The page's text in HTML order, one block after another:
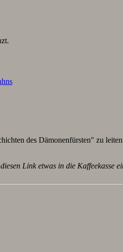
des Dämonenfürsten" zu
Link etwas in die Kaffeekasse